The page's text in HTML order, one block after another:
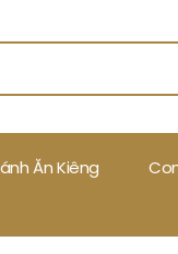
Ăn Kiêng